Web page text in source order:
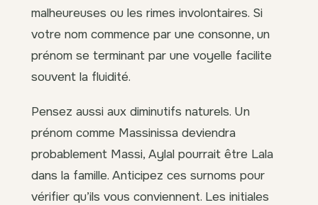
malheureuses ou les rimes involontaires. Si
votre nom commence par une consonne, un
prénom se terminant par une voyelle facilite
souvent la fluidité.
Pensez aussi aux diminutifs naturels. Un
prénom comme Massinissa deviendra
probablement Massi, Aylal pourrait être Lala
dans la famille. Anticipez ces surnoms pour
vérifier qu’ils vous conviennent. Les initiales